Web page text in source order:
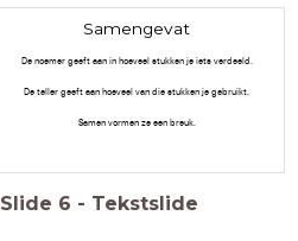
Samengevat
De noemer geeft aan in hoeveel stukken je iets verdeeld.
De teller geeft aan hoeveel van die stukken je gebruikt.
Samen vormen ze een breuk.
Slide 6 - Tekstslide